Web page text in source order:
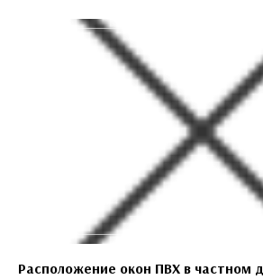
Расположение окон ПВХ в частном